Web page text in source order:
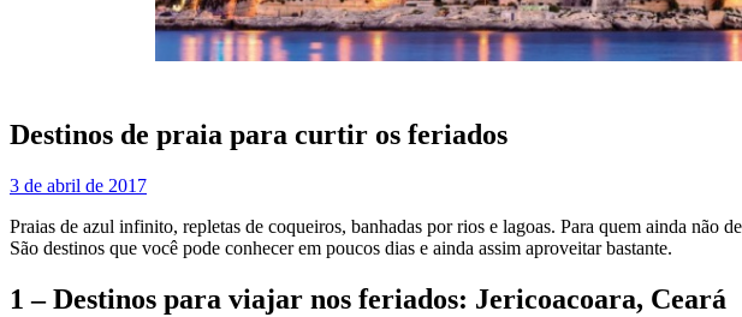
Destinos de praia para curtir os feriados
3 de abril de 2017
Praias de azul infinito, repletas de coqueiros, banhadas por rios e lagoas. Para quem ainda
São destinos que você pode conhecer em poucos dias e ainda assim aproveitar bastante.
1 – Destinos para viajar nos feriados: Jericoacoara, Ceará